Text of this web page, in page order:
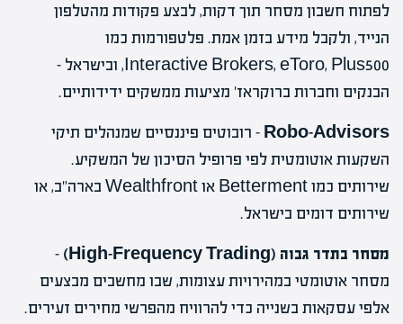
לפתוח חשבון מסחר תוך דקות, לבצע פקודות מהטלפון
הנייד, ולקבל מידע בזמן אמת. פלטפורמות כמו
Interactive Brokers, eToro, Plus500, ובישראל –
הבנקים וחברות ברוקראז' מציעות ממשקים ידידותיים.
Robo-Advisors – רובוטים פיננסיים שמנהלים תיקי
השקעות אוטומטית לפי פרופיל הסיכון של המשקיע.
שירותים כמו Betterment או Wealthfront בארה"ב, או
שירותים דומים בישראל.
מסחר בתדר גבוה (High-Frequency Trading)
–
מסחר אוטומטי במהירויות עצומות, שבו מחשבים מבצעים
אלפי עסקאות בשנייה כדי להרוויח מהפרשי מחירים זעירים.